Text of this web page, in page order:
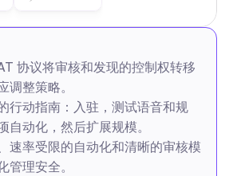
协议将审核和发现的控制权转移
调整策略。
行动指南：入驻，测试语音和规
自动化，然后扩展规模。
速率受限的自动化和清晰的审核模
管理安全。